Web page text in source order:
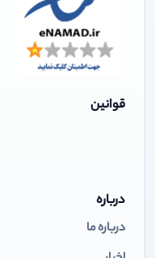
قوانین
درباره
درباره ما